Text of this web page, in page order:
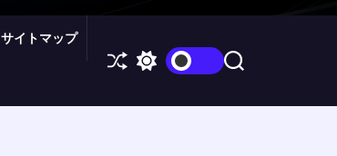
サイトマップ
S
S
S